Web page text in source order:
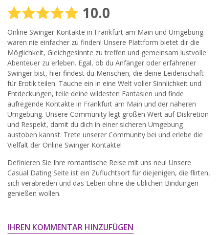
Nutzungsbedingungen und derDatenschutzerklärung
einverstanden. Ich erhalte Informationen und Angebote des
Betreibers per E-Mail, der Zusendung kann ich jederzeit
widersprechen.
JETZT ANMELDEN!
10.0
Online Swinger Kontakte in Frankfurt am Main und Umgebung
waren nie einfacher zu finden! Unsere Plattform bietet dir die
Möglichkeit, Gleichgesinnte zu treffen und gemeinsam lustvolle
Abenteuer zu erleben. Egal, ob du Anfänger oder erfahrener
Swinger bist, hier findest du Menschen, die deine Leidenschaft
für Erotik teilen. Tauche ein in eine Welt voller Sinnlichkeit und
Entdeckungen, teile deine wildesten Fantasien und finde
aufregende Kontakte in Frankfurt am Main und der näheren
Umgebung. Unsere Community legt großen Wert auf Diskretion
und Respekt, damit du dich in einer sicheren Umgebung
austoben kannst. Trete unserer Community bei und erlebe die
Vielfalt der Online Swinger Kontakte!
Definieren Sie Ihre romantische Reise mit uns neu! Unsere
Casual Dating Seite ist ein Zufluchtsort für diejenigen, die flirten,
sich verabreden und das Leben ohne die üblichen Bindungen
genießen wollen.
IHREN KOMMENTAR HINZUFÜGEN